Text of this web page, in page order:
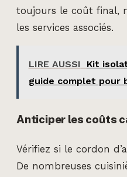
toujours le coût final,
les services associés.
LIRE AUSSI
Kit
guide complet pour
Anticiper les coûts
Vérifiez si le cordon
De nombreuses